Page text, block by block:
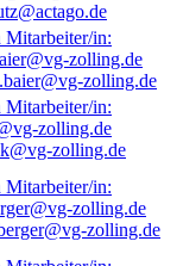
zolling.de
zolling.de
zolling.de